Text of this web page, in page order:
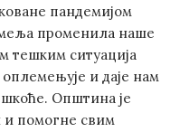
пандемијом
променила наше
тешким ситуација
и даје нам
Општина је
и помогне свим